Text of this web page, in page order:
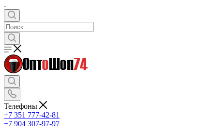
Телефоны
+7 351 777-42-81
+7 904 307-97-97